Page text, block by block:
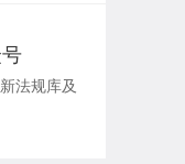
法规库及